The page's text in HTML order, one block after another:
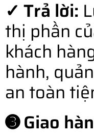
✓ Trả lời:
thị phần
khách
hành,
an toàn
➌ Giao